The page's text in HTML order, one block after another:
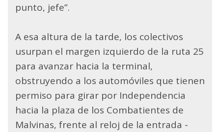
punto, jefe”.
A esa altura de la tarde, los colectivos
usurpan el margen izquierdo de la ruta 25
para avanzar hacia la terminal,
obstruyendo a los automóviles que tienen
permiso para girar por Independencia
hacia la plaza de los Combatientes de
Malvinas, frente al reloj de la entrada -